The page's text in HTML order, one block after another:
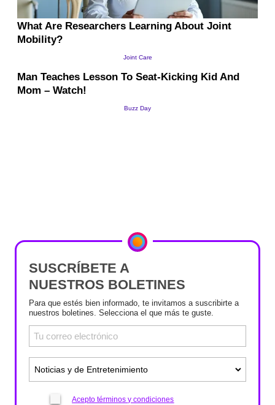
SUSCRÍBETE A
NUESTROS BOLETINES
Para que estés bien informado, te invitamos a suscribirte a
nuestros boletines. Selecciona el que más te guste.
Acepto términos y condiciones